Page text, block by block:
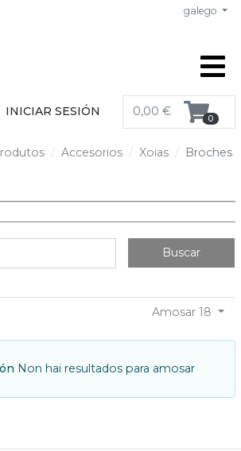
galego
INICIAR SESIÓN 0,00 € 0
Accesorios Xoias Broches
Buscar
Amosar 18
Non hai resultados para amosar